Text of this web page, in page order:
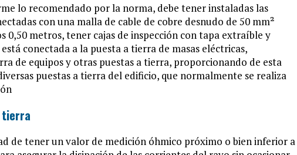
lo recomendado por la norma, debe tener instaladas las
con una malla de cable de cobre desnudo de 50 mm²
0,50 metros, tener cajas de inspección con tapa extraíble y
conectada a la puesta a tierra de masas eléctricas,
de equipos y otras puestas a tierra, proporcionando de esta
puestas a tierra del edificio, que normalmente se realiza
tierra
de tener un valor de medición óhmico próximo o bien inferior a